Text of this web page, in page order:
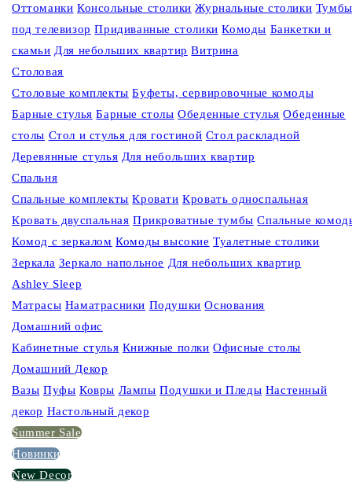
Оттоманки Консольные столики Журнальные столики Тумбы
под телевизор Придиванные столики Комоды Банкетки и
скамьи Для небольших квартир Витрина
Столовая
Столовые комплекты Буфеты, сервировочные комоды
Барные стулья Барные столы Обеденные стулья Обеденные
столы Стол и стулья для гостиной Стол раскладной
Деревянные стулья Для небольших квартир
Спальня
Спальные комплекты Кровати Кровать односпальная
Кровать двуспальная Прикроватные тумбы Спальные
Комод с зеркалом Комоды высокие Туалетные столики
Зеркала Зеркало напольное Для небольших квартир
Ashley Sleep
Матрасы Наматрасники Подушки Основания
Домашний офис
Кабинетные стулья Книжные полки Офисные столы
Домашний Декор
Вазы Пуфы Ковры Лампы Подушки и Пледы Настенный
декор Настольный декор
Summer Sale
Новинки
New Decor